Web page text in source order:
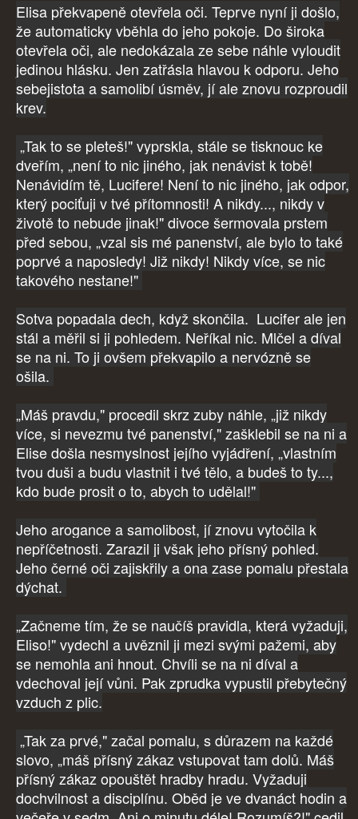
Elisa překvapeně otevřela oči. Teprve nyní ji došlo,
že automaticky vběhla do jeho pokoje. Do široka
otevřela oči, ale nedokázala ze sebe náhle vyloudit
jedinou hlásku. Jen zatřásla hlavou k odporu. Jeho
sebejistota a samolibí úsměv, jí ale znovu rozproudil
krev.
„Tak to se pleteš!" vyprskla, stále se tisknouc ke
dveřím, „není to nic jiného, jak nenávist k tobě!
Nenávidím tě, Lucifere! Není to nic jiného, jak odpor,
který pociťuji v tvé přítomnosti! A nikdy..., nikdy v
životě to nebude jinak!" divoce šermovala prstem
před sebou, „vzal sis mé panenství, ale bylo to také
poprvé a naposledy! Již nikdy! Nikdy více, se nic
takového nestane!"
Sotva popadala dech, když skončila. Lucifer ale jen
stál a měřil si ji pohledem. Neříkal nic. Mlčel a díval
se na ni. To ji ovšem překvapilo a nervózně se
ošila.
„Máš pravdu," procedil skrz zuby náhle, „již nikdy
více, si nevezmu tvé panenství," zašklebil se na ni a
Elise došla nesmyslnost jejího vyjádření, „vlastním
tvou duši a budu vlastnit i tvé tělo, a budeš to ty...,
kdo bude prosit o to, abych to udělal!"
Jeho arogance a samolibost, jí znovu vytočila k
nepříčetnosti. Zarazil ji však jeho přísný pohled.
Jeho černé oči zajiskřily a ona zase pomalu přestala
dýchat.
„Začneme tím, že se naučíš pravidla, která vyžaduji,
Eliso!" vydechl a uvěznil ji mezi svými pažemi, aby
se nemohla ani hnout. Chvíli se na ni díval a
vdechoval její vůni. Pak zprudka vypustil přebytečný
vzduch z plic.
„Tak za prvé," začal pomalu, s důrazem na každé
slovo, „máš přísný zákaz vstupovat tam dolů. Máš
přísný zákaz opouštět hradby hradu. Vyžaduji
dochvilnost a disciplínu. Oběd je ve dvanáct hodin a